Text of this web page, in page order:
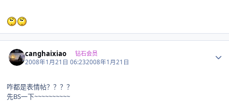
canghaixiao 钻石会员
2008年1月21日 06:232008年1月21日
咋都是表情帖？？？？
先BS一下~~~~~~~~~~